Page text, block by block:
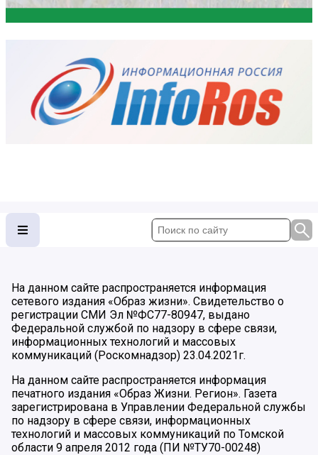
На данном сайте распространяется информация
сетевого издания «Образ жизни». Свидетельство о
регистрации СМИ Эл №ФС77-80947, выдано
Федеральной службой по надзору в сфере связи,
информационных технологий и массовых
коммуникаций (Роскомнадзор) 23.04.2021г.
На данном сайте распространяется информация
печатного издания «Образ Жизни. Регион». Газета
зарегистрирована в Управлении Федеральной службы
по надзору в сфере связи, информационных
технологий и массовых коммуникаций по Томской
области 9 апреля 2012 года (ПИ №ТУ70-00248)